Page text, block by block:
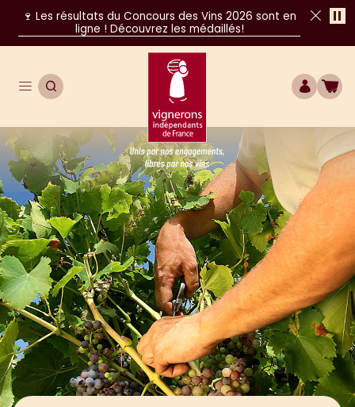
🍷 Les résultats du Concours des Vins 2026 sont en
ligne ! Découvrez les médaillés!
Ouvrir le menu de navigation
OUVRIR LA RECHERCHE
Unis par nos engagements, libres par
COMPTE